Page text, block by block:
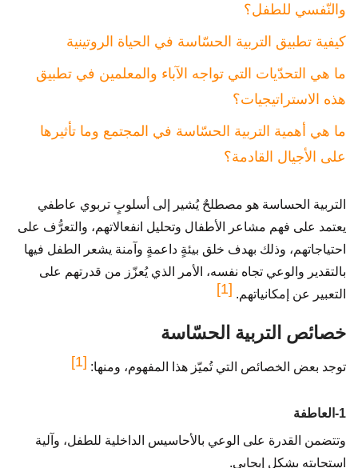
والنّفسي للطفل؟
كيفية تطبيق التربية الحسّاسة في الحياة الروتينية
ما هي التحدّيات التي تواجه الآباء والمعلمين في تطبيق
هذه الاستراتيجيات؟
ما هي أهمية التربية الحسّاسة في المجتمع وما تأثيرها
على الأجيال القادمة؟
التربية الحساسة هو مصطلحٌ يُشير إلى أسلوبٍ تربوي عاطفي
يعتمد على فهم مشاعر الأطفال وتحليل انفعالاتهم، والتعرُّف على
احتياجاتهم، وذلك بهدف خلق بيئةٍ داعمةٍ وآمنة يشعر الطفل فيها
بالتقدير والوعي تجاه نفسه، الأمر الذي يُعزّز من قدرتهم على
التعبير عن إمكانياتهم. [1]
خصائص التربية الحسّاسة
توجد بعض الخصائص التي تُميّز هذا المفهوم، ومنها: [1]
1-العاطفة
وتتضمن القدرة على الوعي بالأحاسيس الداخلية للطفل، وآلية
استجابته بشكلٍ إيجابي.